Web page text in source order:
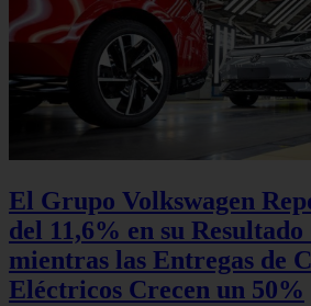
El Grupo Volkswagen
del 11,6% en su
mientras las Entregas de
Eléctricos Crecen un 50%